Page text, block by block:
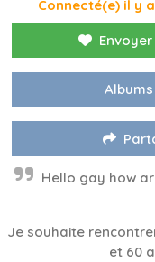
Connecté(e) il y
Albums
Hello gay how
Je souhaite
et 60